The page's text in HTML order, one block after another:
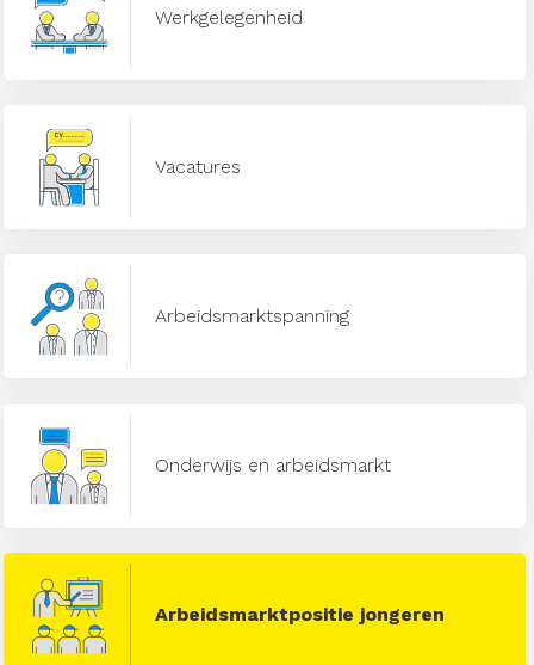
Werkgelegenheid
Vacatures
Arbeidsmarktspanning
Onderwijs en arbeidsmarkt
Arbeidsmarktpositie jongeren